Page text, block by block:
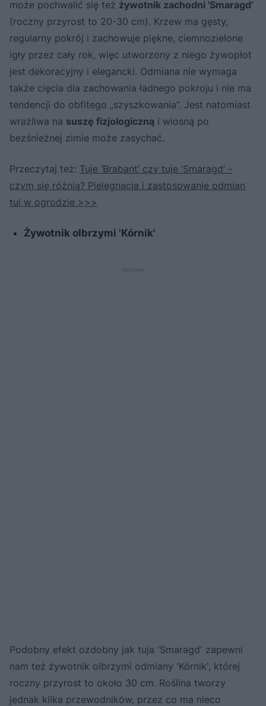
może pochwalić się też żywotnik zachodni 'Smaragd'
(roczny przyrost to 20-30 cm). Krzew ma gęsty,
regularny pokrój i zachowuje piękne, ciemnozielone
igły przez cały rok, więc utworzony z niego żywopłot
jest dekoracyjny i elegancki. Odmiana nie wymaga
także cięcia dla zachowania ładnego pokroju i nie ma
tendencji do obfitego „szyszkowania”. Jest natomiast
wrażliwa na suszę fizjologiczną i wiosną po
bezśnieżnej zimie może zasychać.
Przeczytaj też: Tuje ‘Brabant’ czy tuje ‘Smaragd’ -
czym się różnią? Pielęgnacja i zastosowanie odmian
tui w ogrodzie >>>
Żywotnik olbrzymi 'Kórnik'
Podobny efekt ozdobny jak tuja 'Smaragd' zapewni
nam też żywotnik olbrzymi odmiany 'Kórnik', której
roczny przyrost to około 30 cm. Roślina tworzy
jednak kilka przewodników, przez co ma nieco